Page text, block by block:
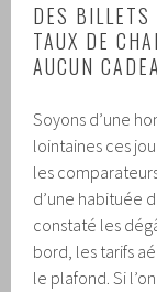
DES BILLETS
TAUX DE
AUCUN
Soyons d’une
lointaines ces
les
d’une habituée
constaté les
bord, les tarifs
le plafond. Si